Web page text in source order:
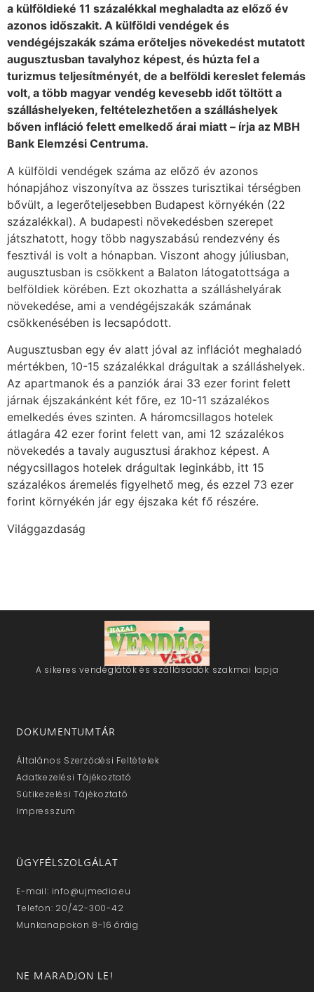
a külföldieké 11 százalékkal meghaladta az előző év
azonos időszakit. A külföldi vendégek és
vendégéjszakák száma erőteljes növekedést mutatott
augusztusban tavalyhoz képest, és húzta fel a
turizmus teljesítményét, de a belföldi kereslet felemás
volt, a több magyar vendég kevesebb időt töltött a
szálláshelyeken, feltételezhetően a szálláshelyek
bőven infláció felett emelkedő árai miatt – írja az MBH
Bank Elemzési Centruma.
A külföldi vendégek száma az előző év azonos
hónapjához viszonyítva az összes turisztikai térségben
bővült, a legerőteljesebben Budapest környékén (22
százalékkal). A budapesti növekedésben szerepet
játszhatott, hogy több nagyszabású rendezvény és
fesztivál is volt a hónapban. Viszont ahogy júliusban,
augusztusban is csökkent a Balaton látogatottsága a
belföldiek körében. Ezt okozhatta a szálláshelyárak
növekedése, ami a vendégéjszakák számának
csökkenésében is lecsapódott.
Augusztusban egy év alatt jóval az inflációt meghaladó
mértékben, 10-15 százalékkal drágultak a szálláshelyek.
Az apartmanok és a panziók árai 33 ezer forint felett
járnak éjszakánként két főre, ez 10-11 százalékos
emelkedés éves szinten. A háromcsillagos hotelek
átlagára 42 ezer forint felett van, ami 12 százalékos
növekedés a tavaly augusztusi árakhoz képest. A
négycsillagos hotelek drágultak leginkább, itt 15
százalékos áremelés figyelhető meg, és ezzel 73 ezer
forint környékén jár egy éjszaka két fő részére.
Világgazdaság
A sikeres vendéglátók és szállásadók szakmai lapja
DOKUMENTUMTÁR
Általános Szerződési Feltételek
Adatkezelési Tájékoztató
Sütikezelési Tájékoztató
Impresszum
ÜGYFÉLSZOLGÁLAT
E-mail: info@ujmedia.eu
Telefon: 20/42-300-42
Munkanapokon 8-16 óráig
NE MARADJON LE!